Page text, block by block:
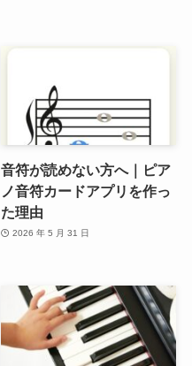
音符が読めない方へ｜ピア
ノ音符カードアプリを作っ
た理由
2026 年 5 月 31 日